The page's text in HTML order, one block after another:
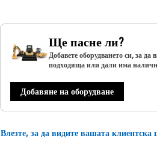
Ще пасне ли?
Добавете оборудването си, за да
подходяща или дали има
Добавяне на оборудване
Влезте, за да видите вашата клиентска